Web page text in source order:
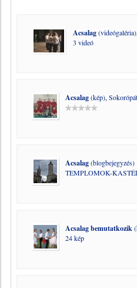
Acsalag(videógaléria)
3 videó
Acsalag(kép),
Acsalag(blogbejegyzés)
TEMPLOMOK-
Acsalag bemutatkozik
24 kép